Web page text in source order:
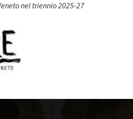
nel triennio 2025-27